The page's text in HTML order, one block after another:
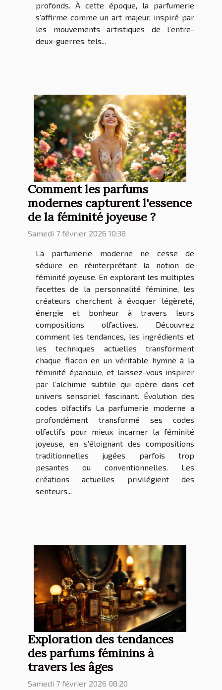
profonds. À cette époque, la parfumerie
s’affirme comme un art majeur, inspiré par
les mouvements artistiques de l’entre-
deux-guerres, tels...
Comment les parfums
modernes capturent l'essence
de la féminité joyeuse ?
Samedi 7 février 2026 10:38
La parfumerie moderne ne cesse de
séduire en réinterprétant la notion de
féminité joyeuse. En explorant les multiples
facettes de la personnalité féminine, les
créateurs cherchent à évoquer légèreté,
énergie et bonheur à travers leurs
compositions olfactives. Découvrez
comment les tendances, les ingrédients et
les techniques actuelles transforment
chaque flacon en un véritable hymne à la
féminité épanouie, et laissez-vous inspirer
par l’alchimie subtile qui opère dans cet
univers sensoriel fascinant. Évolution des
codes olfactifs La parfumerie moderne a
profondément transformé ses codes
olfactifs pour mieux incarner la féminité
joyeuse, en s’éloignant des compositions
traditionnelles jugées parfois trop
pesantes ou conventionnelles. Les
créations actuelles privilégient des
senteurs...
Exploration des tendances
des parfums féminins à
travers les âges
Samedi 7 février 2026 08:20